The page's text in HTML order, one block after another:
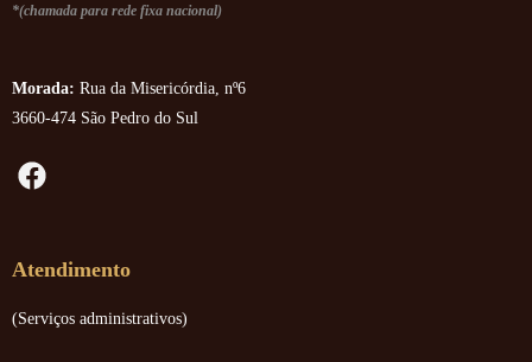
*(chamada para rede fixa nacional)
Morada: Rua da Misericórdia, nº6
3660-474 São Pedro do Sul
Atendimento
(Serviços administrativos)